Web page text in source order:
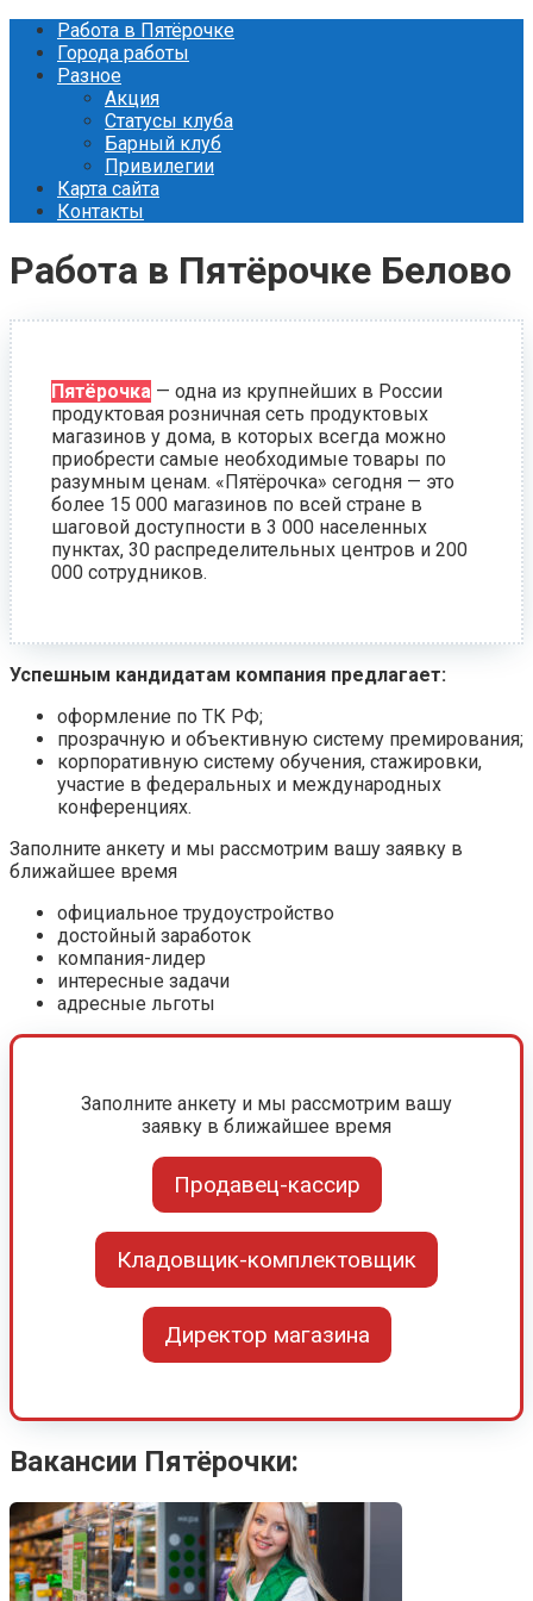
Перейти
контенту
Работа в Пятёрочке
Города работы
Разное
Акция
Статусы клуба
Барный клуб
Привилегии
Карта сайта
Контакты
Работа в Пятёрочке Белово
Пятёрочка — одна из крупнейших в России
продуктовая розничная сеть продуктовых
магазинов у дома, в которых всегда можно
приобрести самые необходимые товары по
разумным ценам. «Пятёрочка» сегодня — это
более 15 000 магазинов по всей стране в
шаговой доступности в 3 000 населенных
пунктах, 30 распределительных центров и 200
000 сотрудников.
Успешным кандидатам компания предлагает:
оформление по ТК РФ;
прозрачную и объективную систему премирования;
корпоративную систему обучения, стажировки,
участие в федеральных и международных
конференциях.
Заполните анкету и мы рассмотрим вашу заявку в
ближайшее время
официальное трудоустройство
достойный заработок
компания-лидер
интересные задачи
адресные льготы
Заполните анкету и мы рассмотрим вашу
заявку в ближайшее время
Продавец-кассир
Кладовщик-комплектовщик
Директор магазина
Вакансии Пятёрочки: